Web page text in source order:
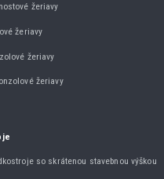
žeriavy
žeriavy
žeriavy
žeriavy
so skrátenou stavebnou výškou